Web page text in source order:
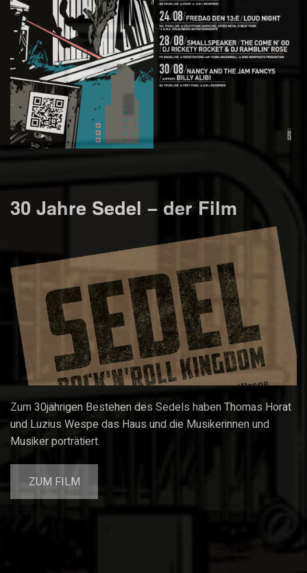
30 Jahre Sedel – der Film
Zum 30jährigen Bestehen des Sedels haben Thomas Horat
und Luzius Wespe das Haus und die Musikerinnen und
Musiker porträtiert.
ZUM FILM